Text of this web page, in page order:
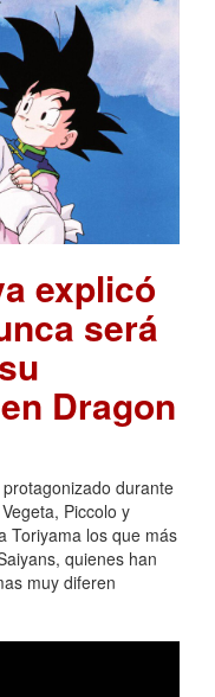
explicó
será
Dragon
durante
Piccolo y
Toriyama los que más
quienes han
muy diferen